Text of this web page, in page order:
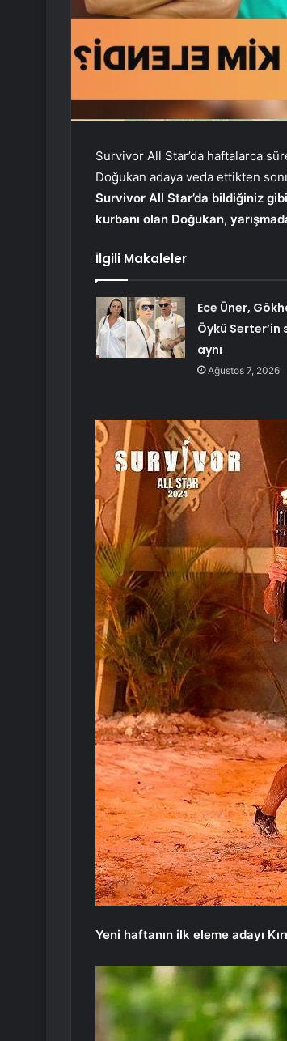
Survivor All Star’da haftalarca
Doğukan adaya veda ettikten
Survivor All Star’da bildiğiniz
kurbanı olan Doğukan,
İlgili Makaleler
Ece Üner,
Öykü Serter’in
aynı
Ağustos 7, 2026
Yeni haftanın ilk eleme adayı